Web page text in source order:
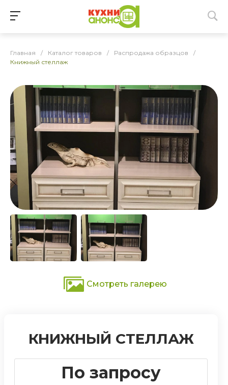
Главная / Каталог товаров / Распродажа образцов
/
Книжный стеллаж
Смотреть галерею
КНИЖНЫЙ СТЕЛЛАЖ
По запросу